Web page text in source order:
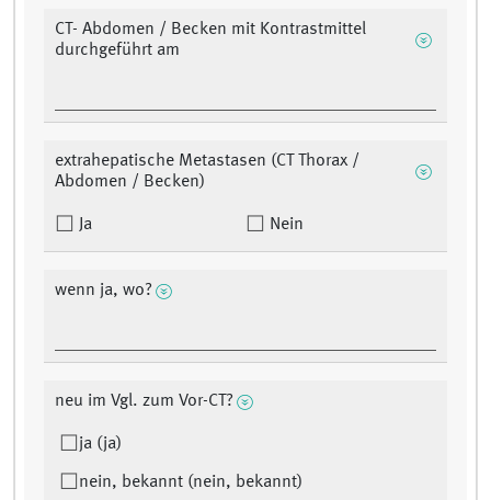
CT- Abdomen / Becken mit Kontrastmittel
durchgeführt am
extrahepatische Metastasen (CT Thorax /
Abdomen / Becken)
Ja Nein
wenn ja, wo?
neu im Vgl. zum Vor-CT?
ja (ja)
nein, bekannt (nein, bekannt)